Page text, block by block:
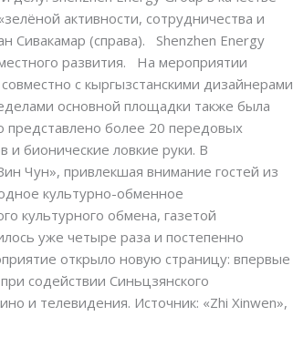
активности, сотрудничества и
Сивакамар (справа). Shenzhen Energy
развития. На мероприятии
с кыргызстанскими дизайнерами
основной площадки также была
представлено более 20 передовых
бионические ловкие руки. В
Чун», привлекшая внимание гостей из
культурно-обменное
культурного обмена, газетой
уже четыре раза и постепенно
открыло новую страницу: впервые
содействии Синьцзянского
и телевидения. Источник: «Zhi Xinwen»,